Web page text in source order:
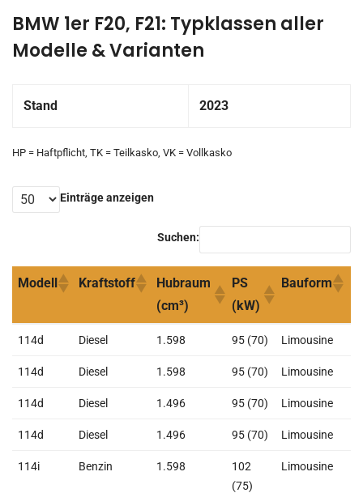
BMW 1er F20, F21: Typklassen aller
Modelle & Varianten
Stand 2023
HP = Haftpflicht, TK = Teilkasko, VK = Vollkasko
Einträge anzeigen
Suchen:
Modell Kraftstoff
Hubraum
(cm³)
PS
(kW)
Bauform
Modell Kraftstoff
Hubraum
PS
Bauform
114d Diesel 1.598 95 (70) Limousine
114d Diesel 1.598 95 (70) Limousine
114d Diesel 1.496 95 (70) Limousine
114d Diesel 1.496 95 (70) Limousine
114i Benzin 1.598
102
(75)
Limousine